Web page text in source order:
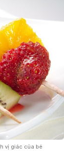
vị giác của bé